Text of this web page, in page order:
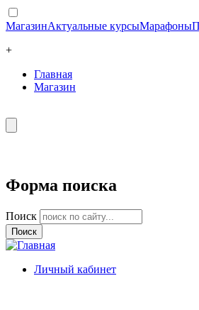
МагазинАктуальные курсыМарафоны
+
Главная
Магазин
Форма поиска
Поиск
Личный кабинет